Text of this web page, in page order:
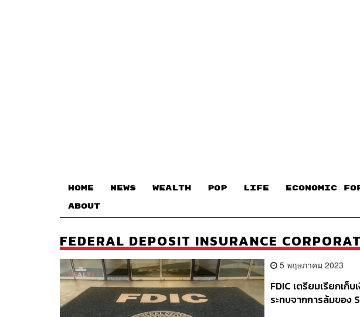
HOME NEWS WEALTH POP LIFE ECONOMIC
ABOUT
FEDERAL DEPOSIT INSURANCE
5 พฤษภาคม 2023
FDIC เตรียมเรียกเ
ระทบจากการล้มของ